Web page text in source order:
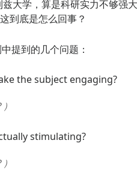
大学，算是科研实力不够强
到底是怎么回事？
提到的几个问题：
the subject engaging?
stimulating?